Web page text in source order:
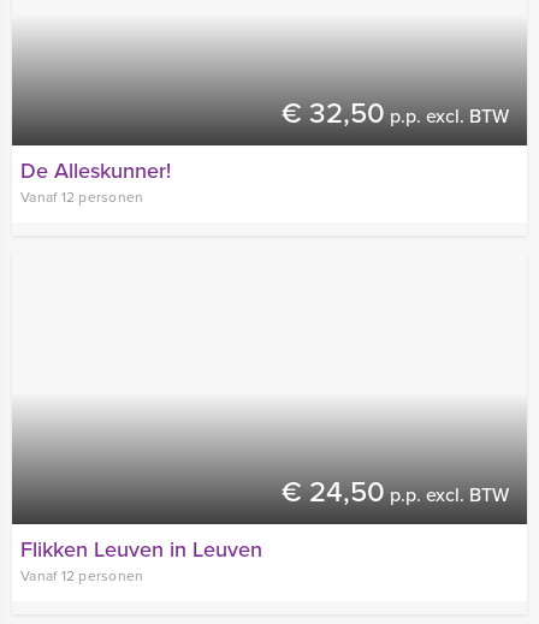
€ 32,50 p.p. excl. BTW
De Alleskunner!
Vanaf 12 personen
€ 24,50 p.p. excl. BTW
Flikken Leuven in Leuven
Vanaf 12 personen